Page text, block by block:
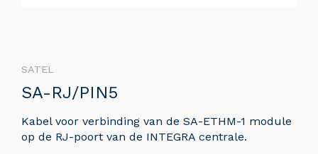
SATEL
SA-RJ/PIN5
Kabel voor verbinding van de SA-ETHM-1 module
op de RJ-poort van de INTEGRA centrale.